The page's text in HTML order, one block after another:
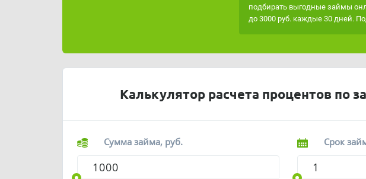
подбирать выгодные займы
до 3000 руб. каждые 30 дней.
Калькулятор расчета процентов по
Сумма займа, руб. Срок